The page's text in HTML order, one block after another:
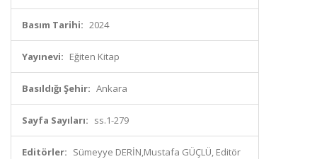
Basım Tarihi: 2024
Yayınevi: Eğiten Kitap
Basıldığı Şehir: Ankara
Sayfa Sayıları: ss.1-279
Editörler: Sümeyye DERİN,Mustafa GÜÇLÜ, Editör